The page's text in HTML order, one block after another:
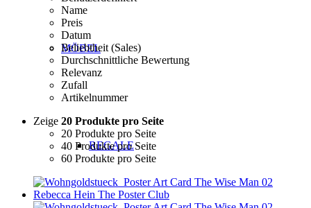
MÖBEL
REGALE
Name
Preis
Datum
Beliebtheit (Sales)
Durchschnittliche Bewertung
Relevanz
Zufall
Artikelnummer
Zeige 20 Produkte pro Seite
20 Produkte pro Seite
40 Produkte pro Seite
60 Produkte pro Seite